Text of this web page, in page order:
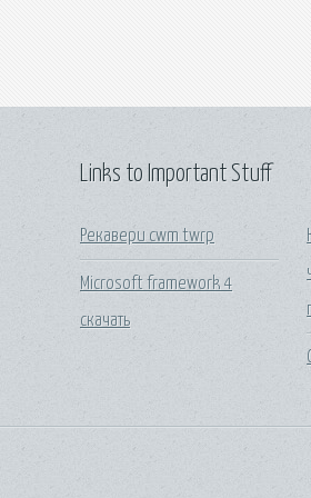
Links to Important Stuff
Рекавери cwm twrp
Microsoft framework 4
скачать